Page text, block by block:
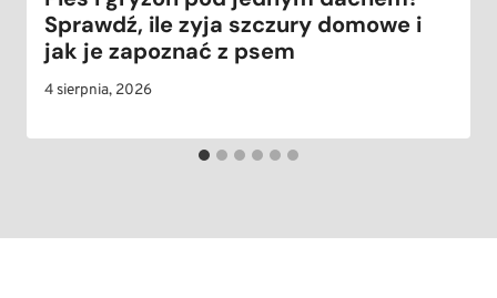
Sprawdź, ile zyja szczury domowe i
jak je zapoznać z psem
4 sierpnia, 2026